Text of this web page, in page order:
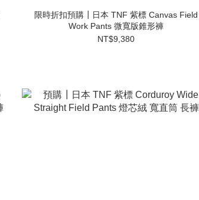
限時折扣預購┃日本 TNF 紫標 Canvas Field
Work Pants 微寬版錐形褲
NT$9,380